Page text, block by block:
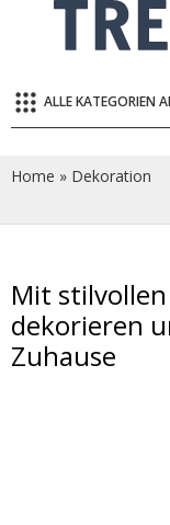
ALLE KATEGORIEN
Home » Dekoration
Mit
dekorieren
Zuhause